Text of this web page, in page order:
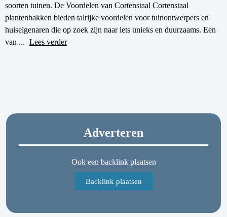
soorten tuinen. De Voordelen van Cortenstaal Cortenstaal
plantenbakken bieden talrijke voordelen voor tuinontwerpers en
huiseigenaren die op zoek zijn naar iets unieks en duurzaams. Een
van ... Lees verder
Adverteren
Ook een backlink plaatsen
Backlink plaatsen